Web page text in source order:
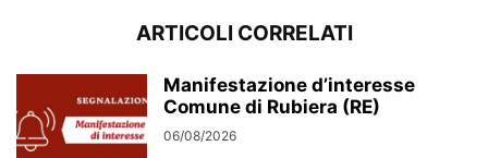
ARTICOLI CORRELATI
Manifestazione d’interesse
Comune di Rubiera (RE)
06/08/2026